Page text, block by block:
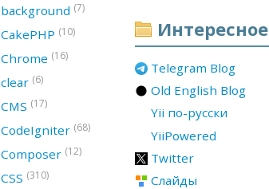
Интересное
Telegram Blog
Old English Blog
Yii по-русски
YiiPowered
Twitter
Слайды
background (7)
CakePHP (10)
Chrome (16)
clear (6)
CMS (17)
CodeIgniter (68)
Composer (12)
CSS (310)